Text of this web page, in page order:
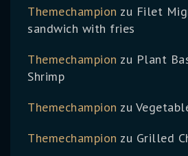
Themechampion zu Filet
sandwich with fries
Themechampion zu Plant
Shrimp
Themechampion zu
Themechampion zu Grilled